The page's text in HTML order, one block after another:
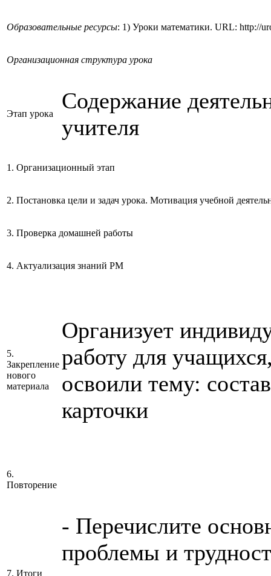
Образовательные ресурсы: 1) Уроки математики. URL: http://
Организационная структура урока
Этап урока
Содержание
учителя
1. Организационный этап
2. Постановка цели и задач урока. Мотивация учебной
3. Проверка домашней работы
4. Актуализация знаний РМ
5.
Закрепление
нового
материала
Организует
работу для
освоили тему:
карточки
6.
Повторение
7. Итоги
- Перечислите
проблемы и